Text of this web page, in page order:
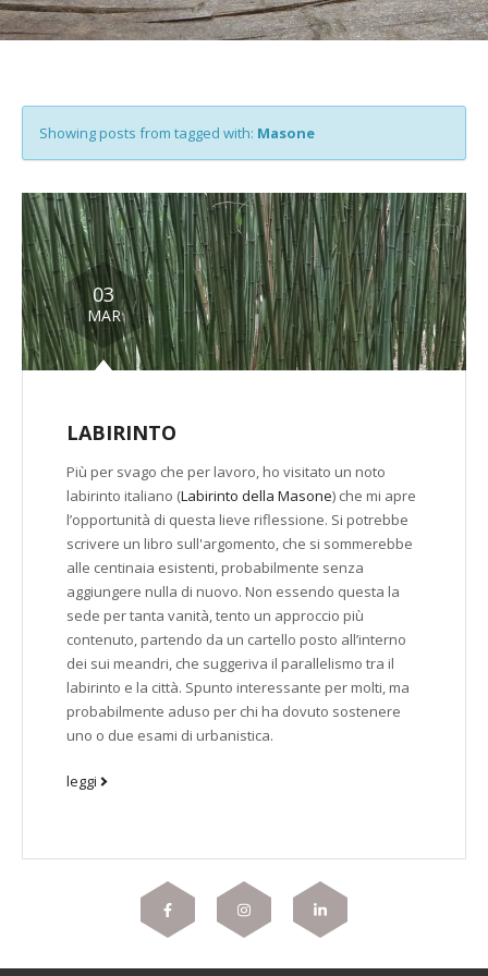
Showing posts from tagged with: Masone
03
MAR
LABIRINTO
Più per svago che per lavoro, ho visitato un noto
labirinto italiano (Labirinto della Masone) che mi apre
l’opportunità di questa lieve riflessione. Si potrebbe
scrivere un libro sull'argomento, che si sommerebbe
alle centinaia esistenti, probabilmente senza
aggiungere nulla di nuovo. Non essendo questa la
sede per tanta vanità, tento un approccio più
contenuto, partendo da un cartello posto all’interno
dei sui meandri, che suggeriva il parallelismo tra il
labirinto e la città. Spunto interessante per molti, ma
probabilmente aduso per chi ha dovuto sostenere
uno o due esami di urbanistica.
leggi